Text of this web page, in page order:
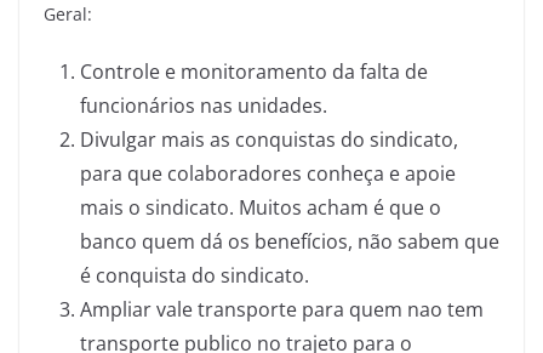
Geral:
Controle e monitoramento da falta de
funcionários nas unidades.
Divulgar mais as conquistas do sindicato,
para que colaboradores conheça e apoie
mais o sindicato. Muitos acham é que o
banco quem dá os benefícios, não sabem que
é conquista do sindicato.
Ampliar vale transporte para quem nao tem
transporte publico no trajeto para o